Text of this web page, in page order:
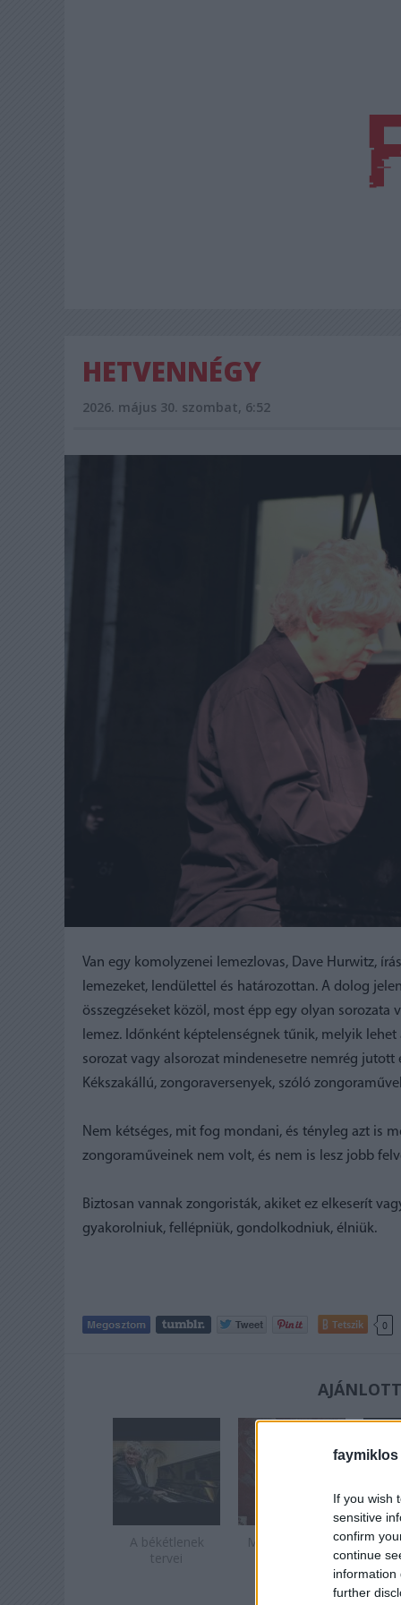
faymiklos
If you wish
sensitive
confirm
continue
information
further
HETVENNÉGY
2026. május 30. szombat, 6:52
Van egy komolyzenei lemezlovas, Dave Hurwitz,
lemezeket, lendülettel és határozottan. A dolog
összegzéseket közöl, most épp egy olyan
lemez. Időnként képtelenségnek tűnik, melyik
sorozat vagy alsorozat mindenesetre nemrég
Kékszakállú, zongoraversenyek, szóló
Nem kétséges, mit fog mondani, és tényleg azt is
zongoraműveinek nem volt, és nem is lesz jobb
Biztosan vannak zongoristák, akiket ez elkeserít
gyakorolniuk, fellépniük, gondolkodniuk, élniük.
Tetszik 0
A békétlenek
tervei
Májusköszöntő